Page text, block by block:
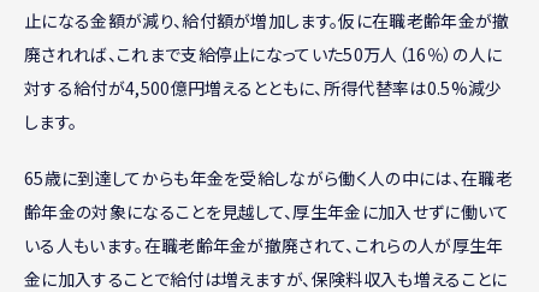
止になる金額が減り、給付額が増加します。仮に在職老齢年金が撤
廃されれば、これまで支給停止になっていた50万人（16％）の人に
対する給付が4,500億円増えるとともに、所得代替率は0.5%減少
します。
65歳に到達してからも年金を受給しながら働く人の中には、在職老
齢年金の対象になることを見越して、厚生年金に加入せずに働いて
いる人もいます。在職老齢年金が撤廃されて、これらの人が厚生年
金に加入することで給付は増えますが、保険料収入も増えることに